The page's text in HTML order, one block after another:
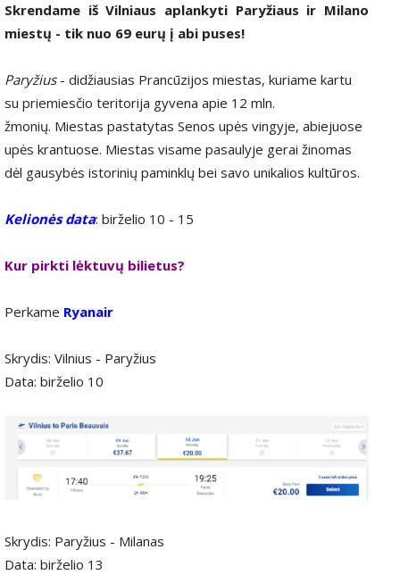
Skrendame iš Vilniaus aplankyti Paryžiaus ir Milano
miestų - tik nuo 69 eurų į abi puses!
Paryžius- didžiausias Prancūzijos miestas, kuriame kartu
su priemiesčio teritorija gyvena apie 12 mln.
žmonių. Miestas pastatytas Senos upės vingyje, abiejuose
upės krantuose. Miestas visame pasaulyje gerai žinomas
dėl gausybės istorinių paminklų bei savo unikalios kultūros.
Kelionės data: birželio 10 - 15
Kur pirkti lėktuvų bilietus?
Perkame Ryanair
Skrydis: Vilnius - Paryžius
Data: birželio 10
Skrydis: Paryžius - Milanas
Data: birželio 13